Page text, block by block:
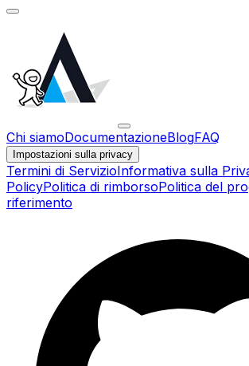
Chi siamoDocumentazioneBlogFAQ
Impostazioni sulla privacy
Termini di ServizioInformativa sulla
PolicyPolitica di rimborsoPolitica del
riferimento